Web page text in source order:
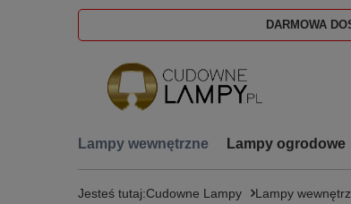
DARMOWA
Lampy wewnętrzne Lampy ogrodowe
Jesteś tutaj:Cudowne Lampy Lampy